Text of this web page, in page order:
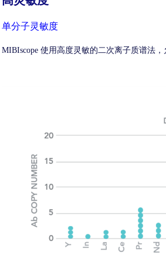
单分子灵敏度
MIBIscope 使用高度灵敏的二次离子质谱法